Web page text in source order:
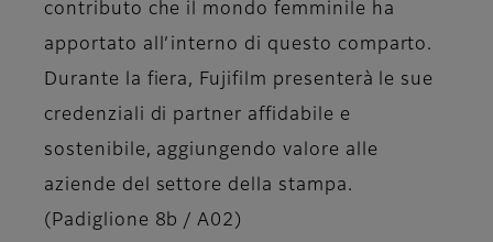
contributo che il mondo femminile ha
apportato all’interno di questo comparto.
Durante la fiera, Fujifilm presenterà le sue
credenziali di partner affidabile e
sostenibile, aggiungendo valore alle
aziende del settore della stampa.
(Padiglione 8b / A02)